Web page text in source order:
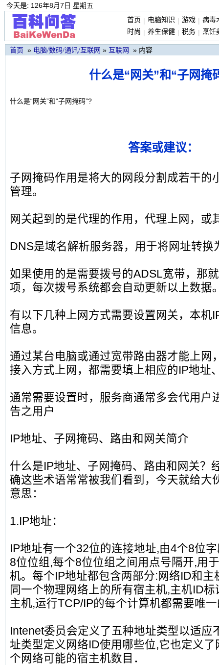
今天是: 126年8月7日 星期五
首页 | 电脑知识 | 游戏 | 病毒
时尚 | 养生保健 | 税务 | 烹饪
首页 » 电脑/数码/通讯/互联网 » 互联网 » 内容
什么是“网关”和“子网掩
什么是“网关”和“子网掩码”?
答案或建议：
子网掩码作用是将大的网段分割成若干的
管理。
网关起到的是代理的作用，代理上网，或
DNS是域名解析服务器，用于将网址转换
如果使用的是需要拨号的ADSL宽带，那
项，每次拨号系统都会自动更新以上数据
有以下几种上网方式需要设置网关，本机
信息。
通过某台电脑或通过宽带路由器才能上网
接入方式上网，都需要填上相应的IP地址
通常需要设置时，服务商通常多会代用户
告之用户
IP地址、子网掩码、路由和网关简介
什么是IP地址、子网掩码、路由和网关？
确这些术语常常被我们看到，今天就给大
意思：
1.IP地址：
IP地址有一个32位的连接地址,由4个8位
8位位组,每个8位位组之间用点号隔开,用
机。每个IP地址都包含两部分:网络ID和主
同一个物理网络上的所有宿主机,主机ID
主机,运行TCP/IP的每个计算机都需要唯
Intenet委员会定义了五种地址类型以适应
址类型定义网络ID使用哪些位,它也定义
个网络可能的宿主机数目．